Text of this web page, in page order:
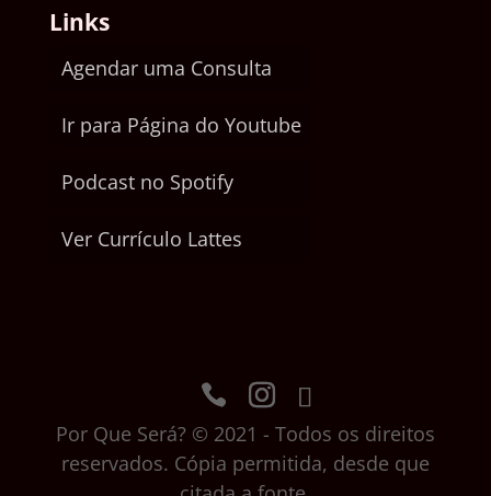
Links
Agendar uma Consulta
Ir para Página do Youtube
Podcast no Spotify
Ver Currículo Lattes
Por Que Será? © 2021 - Todos os direitos
reservados. Cópia permitida, desde que